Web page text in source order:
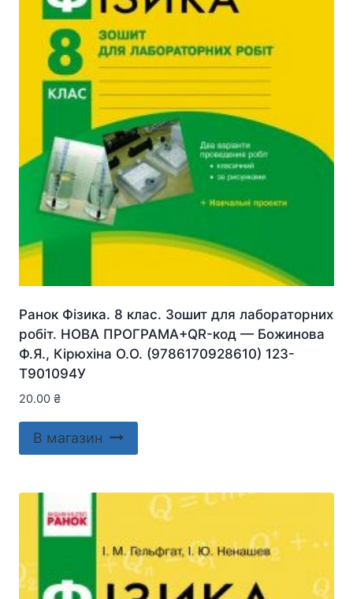
Ранок Фізика. 8 клас. Зошит для лабораторних
робіт. НОВА ПРОГРАМА+QR-код — Божинова
Ф.Я., Кірюхіна О.О. (9786170928610) 123-
Т901094У
20.00 ₴
В магазин